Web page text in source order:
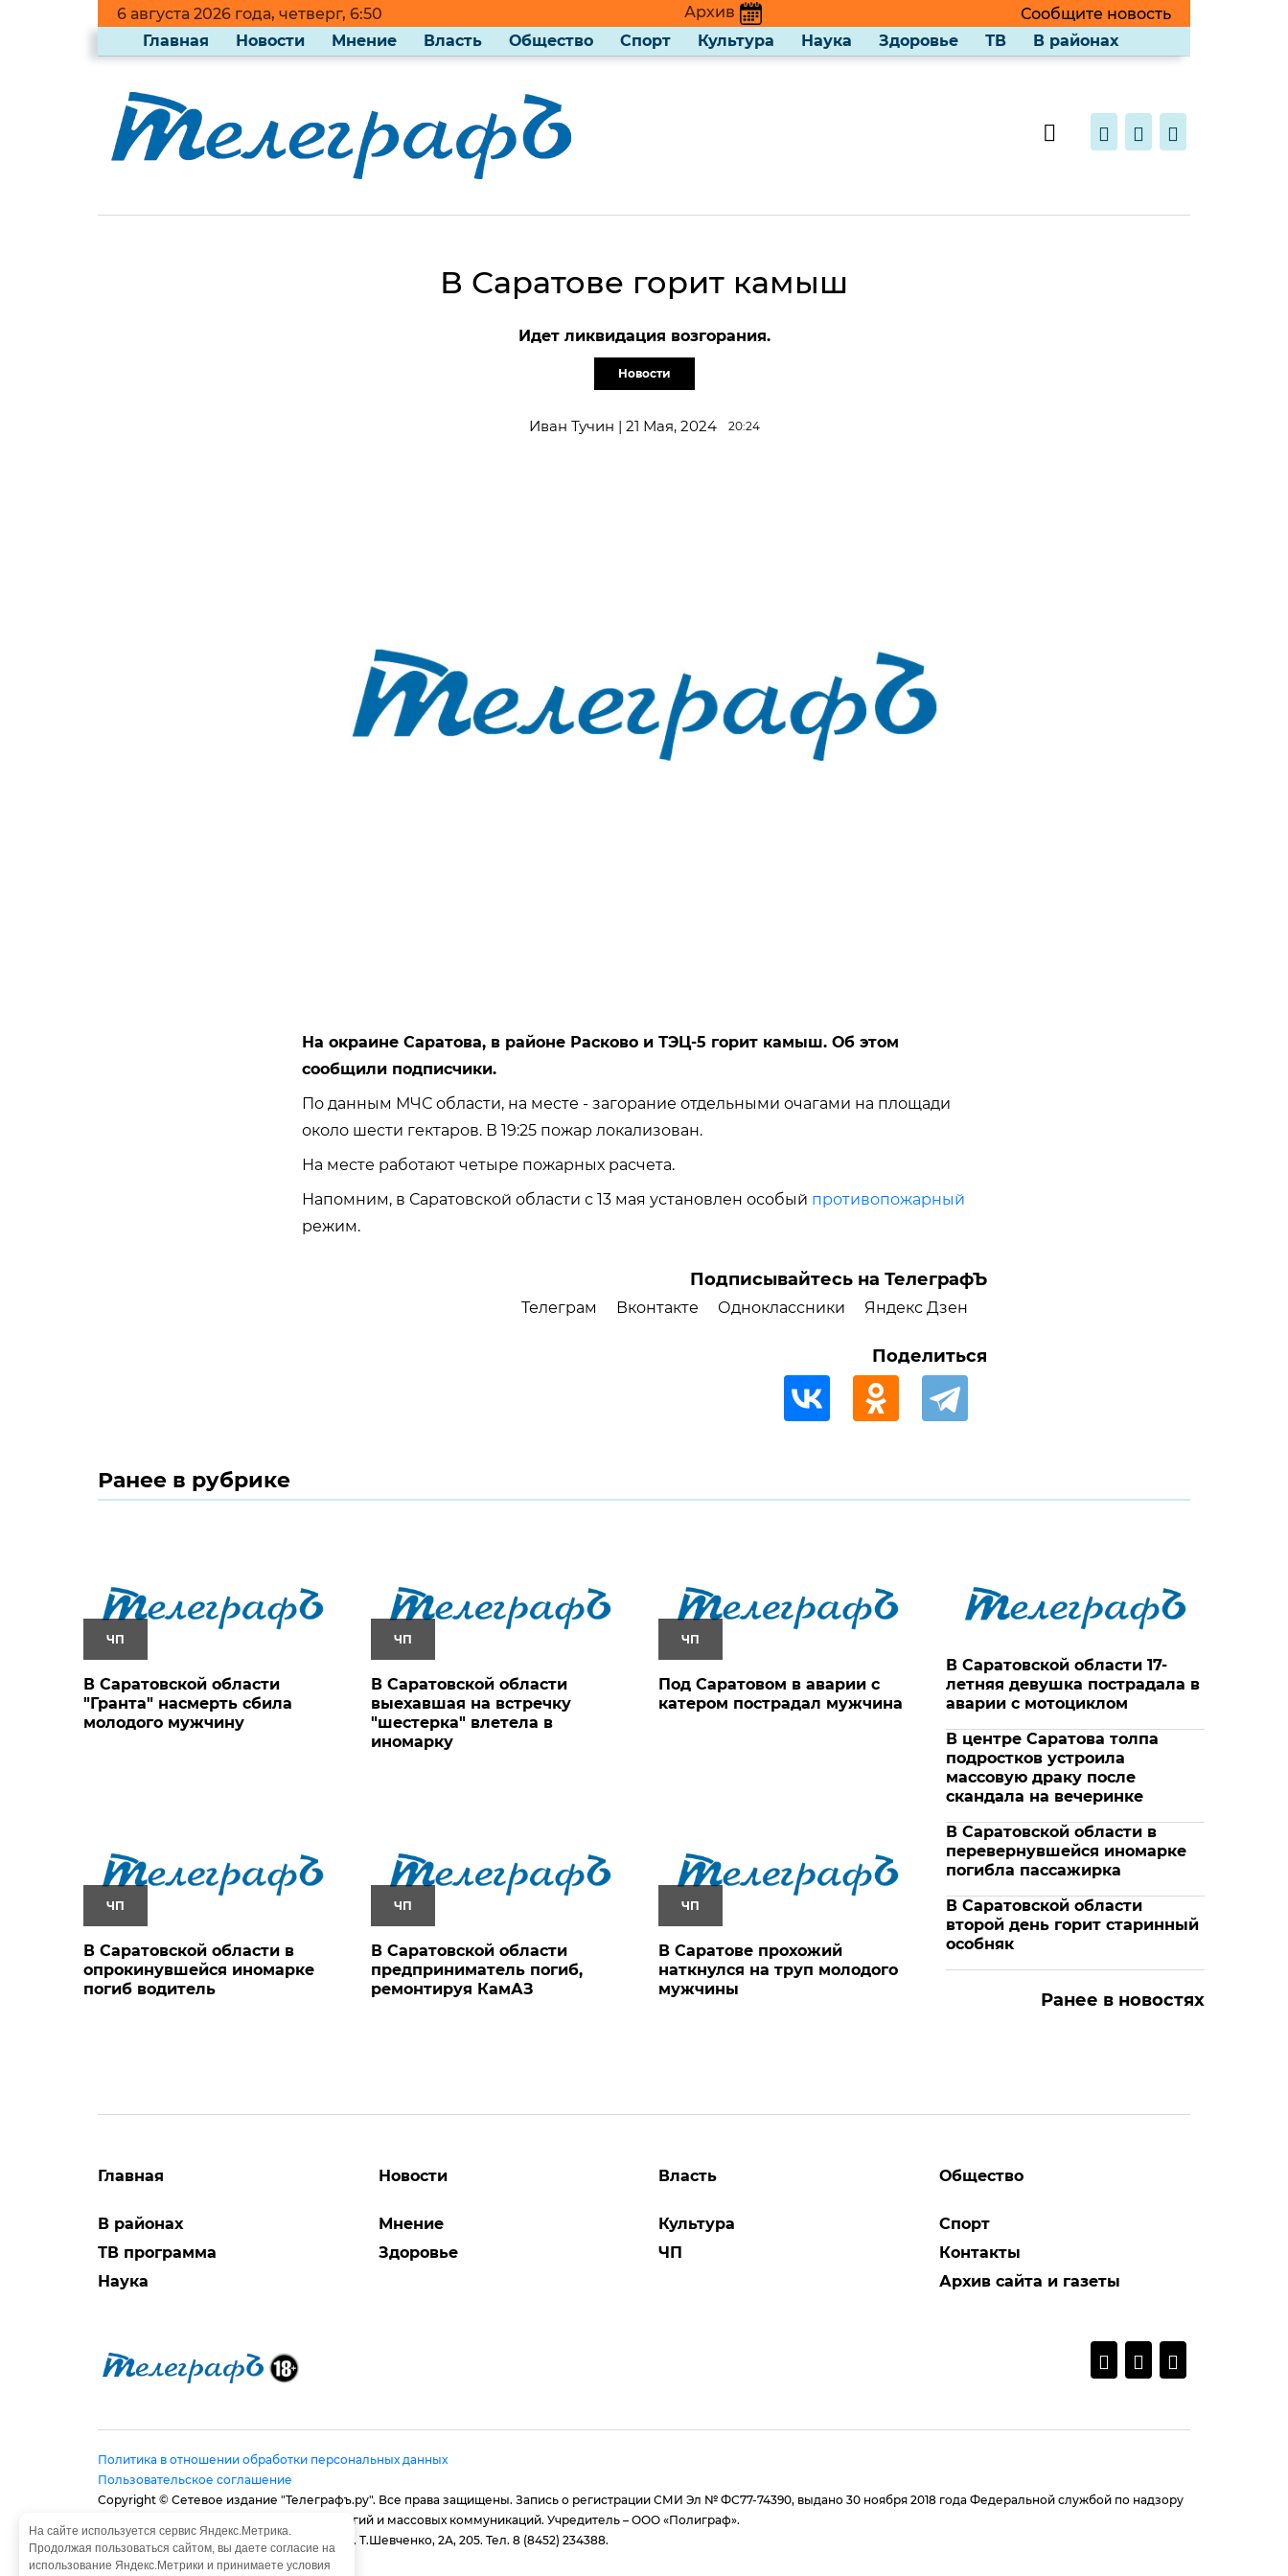
6 августа 2026 года, четверг, 6:50 Архив
Сообщите новость
Главная
Новости Мнение Власть Общество Спорт Культура Наука Здоровье ТВ В районах
В Саратове горит камыш
Идет ликвидация возгорания.
Новости
Иван Тучин | 21 Мая, 2024 20:24
На окраине Саратова, в районе Расково и ТЭЦ-5 горит камыш. Об этом
сообщили подписчики.
По данным МЧС области, на месте - загорание отдельными очагами на площади
около шести гектаров. В 19:25 пожар локализован.
На месте работают четыре пожарных расчета.
Напомним, в Саратовской области с 13 мая установлен особый противопожарный
режим.
Подписывайтесь на ТелеграфЪ
Телеграм Вконтакте Одноклассники Яндекс Дзен
Поделиться
Ранее в рубрике
ЧП
В Саратовской области
"Гранта" насмерть сбила
молодого мужчину
ЧП
В Саратовской области
выехавшая на встречку
"шестерка" влетела в
иномарку
ЧП
Под Саратовом в аварии с
катером пострадал мужчина
ЧП
В Саратовской области в
опрокинувшейся иномарке
погиб водитель
ЧП
В Саратовской области
предприниматель погиб,
ремонтируя КамАЗ
ЧП
В Саратове прохожий
наткнулся на труп молодого
мужчины
В Саратовской области 17-
летняя девушка пострадала в
аварии с мотоциклом
В центре Саратова толпа
подростков устроила
массовую драку после
скандала на вечеринке
В Саратовской области в
перевернувшейся иномарке
погибла пассажирка
В Саратовской области
второй день горит старинный
особняк
Ранее в новостях
Главная
В районах
ТВ программа
Наука
Новости
Мнение
Здоровье
Власть
Культура
ЧП
Общество
Спорт
Контакты
Архив сайта и газеты
Политика в отношении обработки персональных данных
Пользовательское соглашение
Copyright © Сетевое издание "Телеграфъ.ру". Все права защищены. Запись о регистрации СМИ Эл № ФС77-74390, выдано 30 ноября 2018 года Федеральной службой по надзору
в сфере связи, информационных технологий и массовых коммуникаций. Учредитель – ООО «Полиграф».
Адрес редакции: 410056, г. Саратов, ул. им. Т.Шевченко, 2А, 205. Тел. 8 (8452) 234388.
E-mail:provtelegraf@gmail.com
На сайте используется сервис Яндекс.Метрика.
Продолжая пользоваться сайтом, вы даете согласие на
использование Яндекс.Метрики и принимаете условия